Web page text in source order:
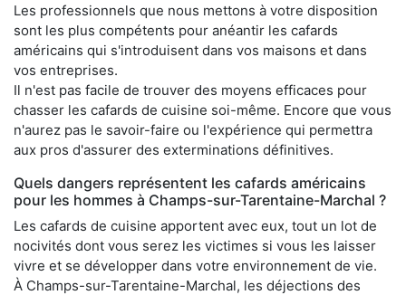
Les professionnels que nous mettons à votre disposition
sont les plus compétents pour anéantir les cafards
américains qui s'introduisent dans vos maisons et dans
vos entreprises.
Il n'est pas facile de trouver des moyens efficaces pour
chasser les cafards de cuisine soi-même. Encore que vous
n'aurez pas le savoir-faire ou l'expérience qui permettra
aux pros d'assurer des exterminations définitives.
Quels dangers représentent les cafards américains
pour les hommes à Champs-sur-Tarentaine-Marchal ?
Les cafards de cuisine apportent avec eux, tout un lot de
nocivités dont vous serez les victimes si vous les laisser
vivre et se développer dans votre environnement de vie.
À Champs-sur-Tarentaine-Marchal, les déjections des